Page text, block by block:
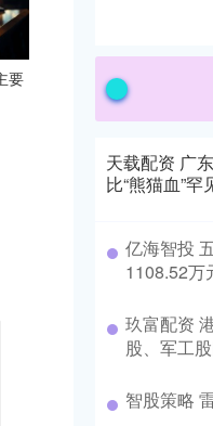
要
天载配资 广
比“熊猫血”罕
亿海智投
1108.52万
玖富配资
股、军工
智股策略